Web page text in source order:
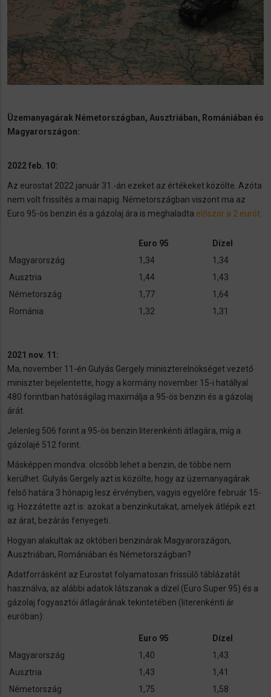
Üzemanyagárak Németországban, Ausztriában, Romániában és
Magyarországon:
2022 feb. 10:
Az eurostat 2022 január 31.-án ezeket az értékeket közölte. Azóta
nem volt frissítés a mai napig. Németországban viszont ma az
Euro 95-ös benzin és a gázolaj ára is meghaladta először a 2 eurót.
Euro 95
Dízel
Magyarország
1,34
1,34
Ausztria
1,44
1,43
Németország
1,77
1,64
Románia
1,32 1,31
2021 nov. 11:
Ma, november 11-én Gulyás Gergely miniszterelnökséget vezető
miniszter bejelentette, hogy a kormány november 15-i hatállyal
480 forintban hatóságilag maximálja a 95-ös benzin és a gázolaj
árát.
Jelenleg 506 forint a 95-ös benzin literenkénti átlagára, míg a
gázolajé 512 forint.
Másképpen mondva: olcsóbb lehet a benzin, de többe nem
kerülhet. Gulyás Gergely azt is közölte, hogy az üzemanyagárak
felső határa 3 hónapig lesz érvényben, vagyis egyelőre február 15-
ig. Hozzátette azt is: azokat a benzinkutakat, amelyek átlépik ezt
az árat, bezárás fenyegeti.
Hogyan alakultak az októberi benzinárak Magyarországon,
Ausztriában, Romániában és Németországban?
Adatforrásként az Eurostat folyamatosan frissülő táblázatát
használva, az alábbi adatok látszanak a dízel (Euro Super 95) és a
gázolaj fogyasztói átlagárának tekintetében (literenkénti ár
euróban):
Euro 95
Dízel
Magyarország
1,40
1,43
Ausztria
1,43
1,41
Németország
1,75 1,58